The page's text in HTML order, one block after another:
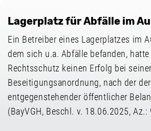
Lagerplatz für Abfälle im
Ein Betreiber eines Lagerplatzes im
dem sich u.a. Abfälle befanden,
Rechtsschutz keinen Erfolg bei
Beseitigungsanordnung, nach der
entgegenstehender öffentlicher
(BayVGH, Beschl. v. 18.06.2025, Az.: